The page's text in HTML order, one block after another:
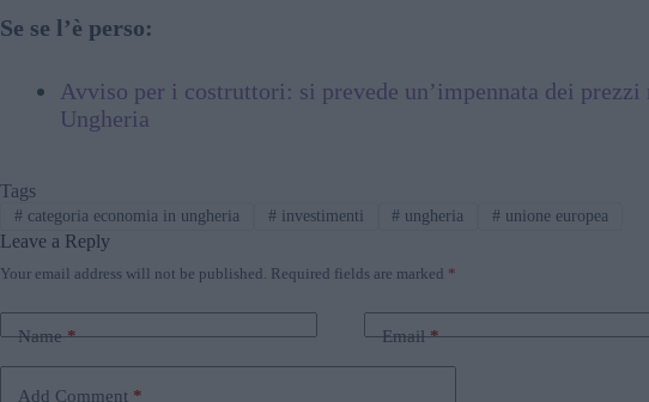
Se se l’è perso:
Avviso per i costruttori: si prevede un’impennata dei
Ungheria
Tags
#categoria economia in ungheria #investimenti # ungheria # unione europea
Leave a Reply
Your email address will not be published. Required fields are marked *
Name* Email*
Add Comment *